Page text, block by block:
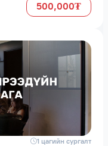
500,000₮
1 цагийн сургалт